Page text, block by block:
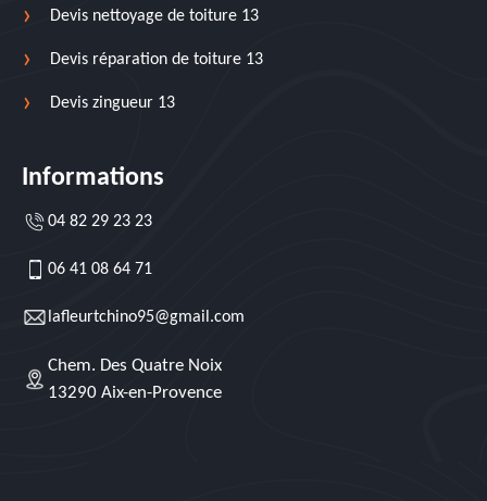
Devis nettoyage de toiture 13
Devis réparation de toiture 13
Devis zingueur 13
Informations
04 82 29 23 23
06 41 08 64 71
lafleurtchino95@gmail.com
Chem. Des Quatre Noix
13290 Aix-en-Provence